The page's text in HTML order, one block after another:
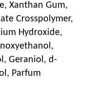
Xanthan Gum,
Crosspolymer,
Hydroxide,
Geraniol, d-
Parfum